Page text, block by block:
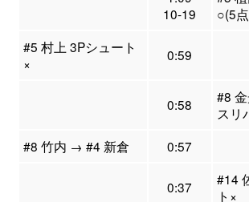
10-19
○(5
#5 村上 3Pシュート
×
0:59
0:58
#8
スリ
#8 竹内 → #4 新倉
0:57
0:37
#14
ト×